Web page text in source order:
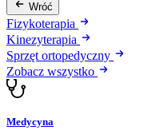
Wróć
Fizykoterapia
Kinezyterapia
Sprzęt ortopedyczny
Zobacz wszystko
Medycyna